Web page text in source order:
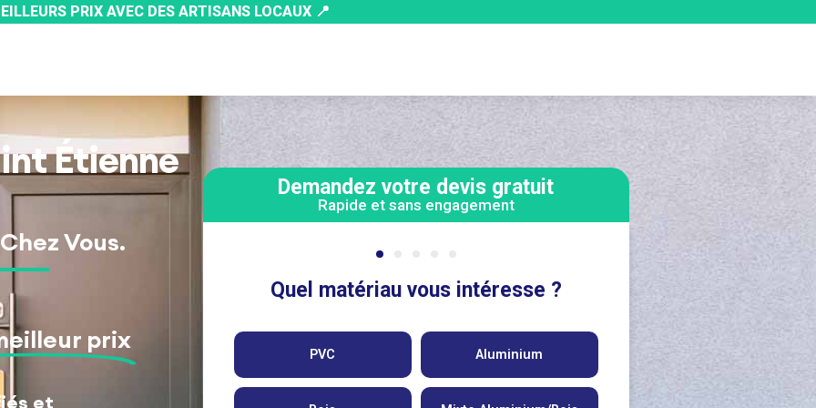
PRIX AVEC DES ARTISANS LOCAUX 📍​
Étienne
Vous.
prix
et
Demandez votre devis gratuit
Rapide et sans engagement